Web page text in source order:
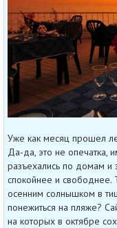
Уже как месяц прошел
Да-да, это не опечатка,
разъехались по домам и
спокойнее и свободнее.
осенним солнышком в
понежиться на пляже?
на которых в октябре